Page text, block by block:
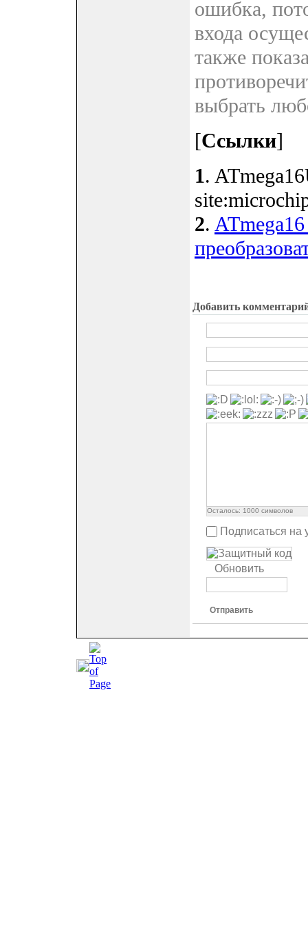
ошибка,
входа
также
выбрать
[Ссылки]
1.
2.
Добавить
Осталось: 1000 символов
Подписаться
Обновить
Отправить